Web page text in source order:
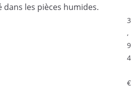
les pièces humides.
3
,
9
4
€